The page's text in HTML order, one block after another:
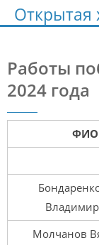
Открытая
Работы
2024 года
ФИО
Молчанов